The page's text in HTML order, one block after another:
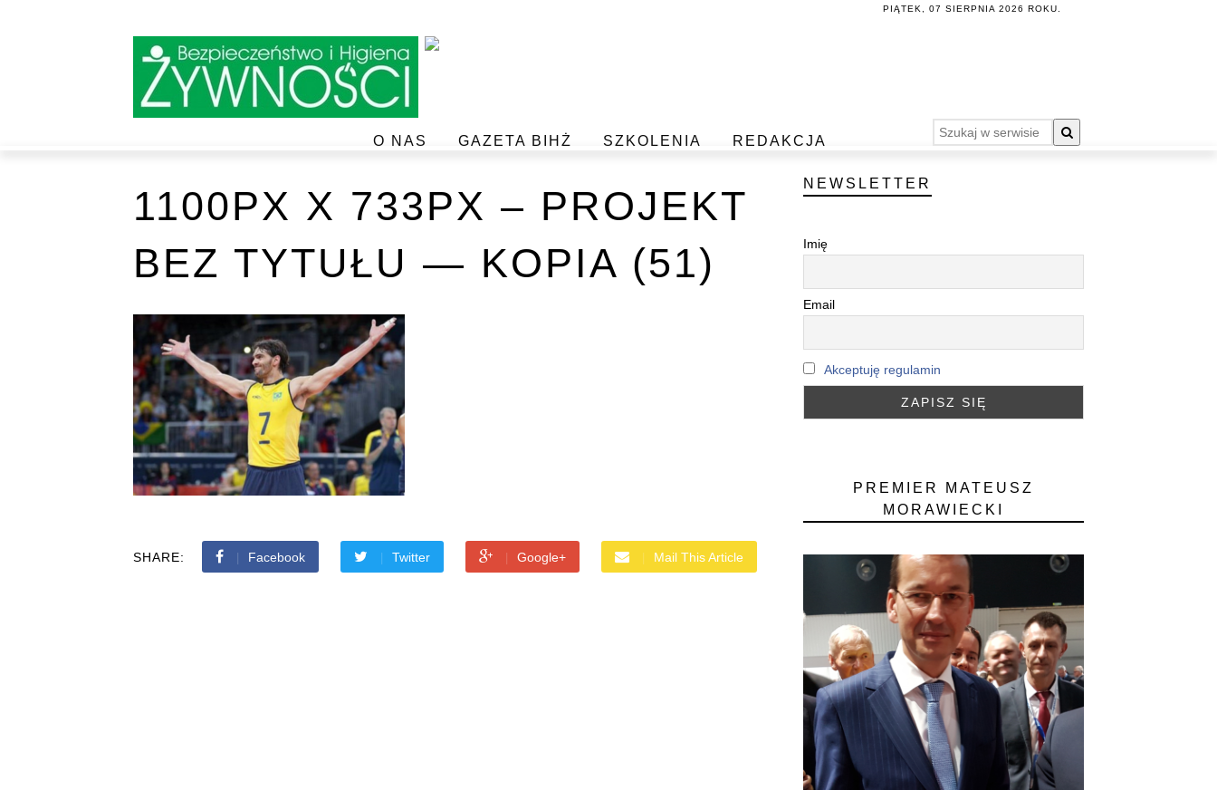
PIĄTEK, 07 SIERPNIA 2026 ROKU.
O NAS GAZETA BIHŻ SZKOLENIA REDAKCJA
1100PX X 733PX – PROJEKT
BEZ TYTUŁU — KOPIA (51)
SHARE: Facebook Twitter Google+ Mail This Article
NEWSLETTER
Imię
Email
Akceptuję regulamin
PREMIER MATEUSZ
MORAWIECKI